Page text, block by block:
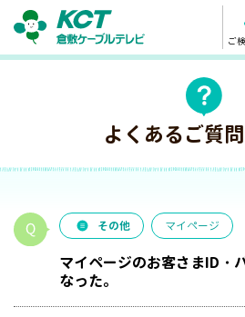
ご
よくあるご質
その他 マイページ
マイページのお客さまID・
なった。